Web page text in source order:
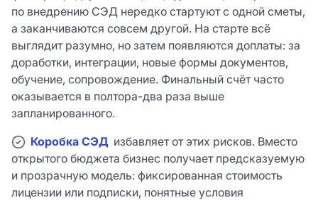
по внедрению СЭД нередко стартуют с одной сметы,
а заканчиваются совсем другой. На старте всё
выглядит разумно, но затем появляются доплаты: за
доработки, интеграции, новые формы документов,
обучение, сопровождение. Финальный счёт часто
оказывается в полтора-два раза выше
запланированного.
Коробка СЭД избавляет от этих рисков. Вместо
открытого бюджета бизнес получает предсказуемую
и прозрачную модель: фиксированная стоимость
лицензии или подписки, понятные условия